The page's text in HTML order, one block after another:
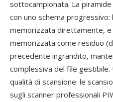
sottocampionata. La
con uno schema progressivo:
memorizzata direttamente,
memorizzata come residuo
precedente ingrandito,
complessiva del file gestibile.
qualità di scansione: le
sugli scanner professionali